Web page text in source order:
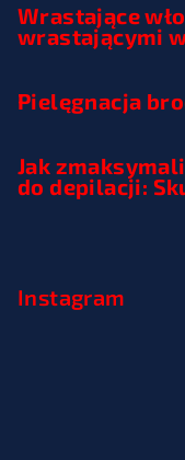
Wrastające
wrastającymi
Pielęgnacja
Jak
do depilacji:
Instagram